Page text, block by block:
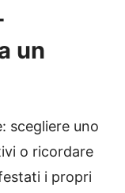
un
scegliere uno
o ricordare
i propri